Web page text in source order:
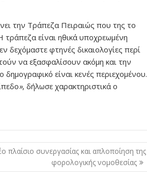
την Τράπεζα Πειραιώς που της το
είναι ηθικά υποχρεωμένη
δεχόμαστε φτηνές δικαιολογίες περί
να εξασφαλίσουν ακόμη και την
είναι κενές περιεχομένου.
», δήλωσε χαρακτηριστικά ο
πλαίσιο συνεργασίας και απλοποίηση της
φορολογικής νομοθεσίας